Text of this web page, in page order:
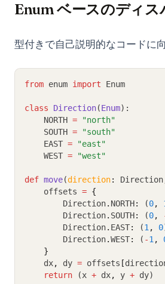
Enum ベースのディス
型付きで自己説明的なコードに
from enum import Enum
class Direction(Enum):
    NORTH
=
"north"
    SOUTH
=
"south"
    EAST
=
"east"
    WEST
= "west"
def move(direction: Direction
    offsets
= {
        Direction
. NORTH: (0,
        Direction
. SOUTH: (0,
        Direction
. EAST: (1 , 0
        Direction
.WEST: ( -1 ,
}
    dx
, dy = offsets [
return (x + dx, y + dy)